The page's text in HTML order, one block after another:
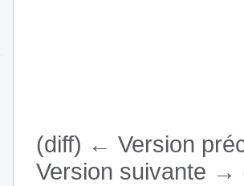
(diff) ← Version
Version suivante →